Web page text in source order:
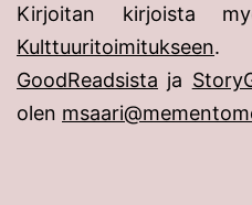
Kirjoitan kirjoista
Kulttuuritoimitukseen.
GoodReadsista ja
olen